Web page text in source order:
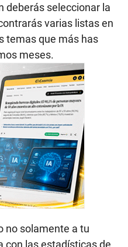
deberás seleccionar la
varias listas en
temas que más has
meses.
no solamente a tu
con las estadísticas de